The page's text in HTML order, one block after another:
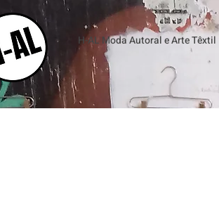
H-AL Moda Autoral e Arte Têxtil